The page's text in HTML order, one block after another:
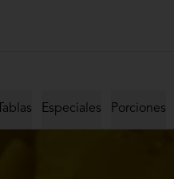
Tablas Especiales Porciones